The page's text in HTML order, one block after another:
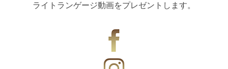
ライトランゲージ動画をプレゼントします。